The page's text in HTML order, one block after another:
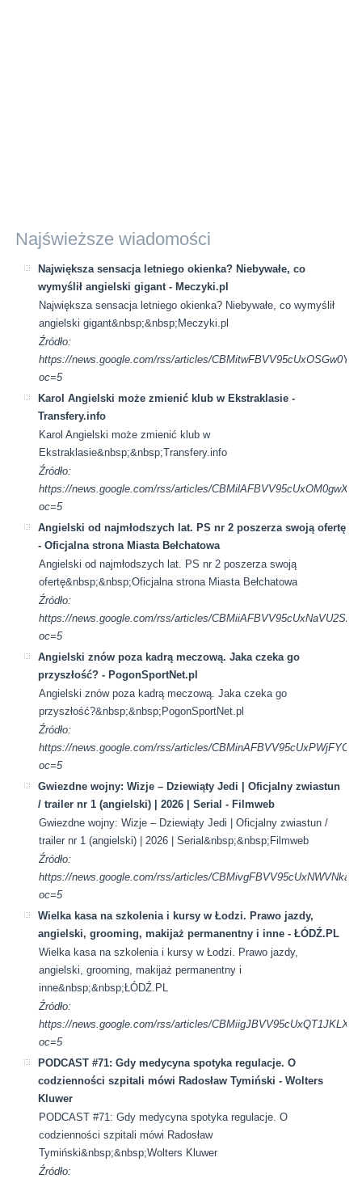
Najświeższe wiadomości
Największa sensacja letniego okienka? Niebywałe, co
wymyślił angielski gigant - Meczyki.pl
Największa sensacja letniego okienka? Niebywałe, co wymyślił
angielski gigant&nbsp;&nbsp;Meczyki.pl
Źródło:
https://news.google.com/rss/articles/
oc=5
Karol Angielski może zmienić klub w Ekstraklasie -
Transfery.info
Karol Angielski może zmienić klub w
Ekstraklasie&nbsp;&nbsp;Transfery.info
Źródło:
https://news.google.com/rss/articles/
oc=5
Angielski od najmłodszych lat. PS nr 2 poszerza swoją ofertę
- Oficjalna strona Miasta Bełchatowa
Angielski od najmłodszych lat. PS nr 2 poszerza swoją
ofertę&nbsp;&nbsp;Oficjalna strona Miasta Bełchatowa
Źródło:
https://news.google.com/rss/articles/
oc=5
Angielski znów poza kadrą meczową. Jaka czeka go
przyszłość? - PogonSportNet.pl
Angielski znów poza kadrą meczową. Jaka czeka go
przyszłość?&nbsp;&nbsp;PogonSportNet.pl
Źródło:
https://news.google.com/rss/articles/
oc=5
Gwiezdne wojny: Wizje – Dziewiąty Jedi | Oficjalny zwiastun
/ trailer nr 1 (angielski) | 2026 | Serial - Filmweb
Gwiezdne wojny: Wizje – Dziewiąty Jedi | Oficjalny zwiastun /
trailer nr 1 (angielski) | 2026 | Serial&nbsp;&nbsp;Filmweb
Źródło:
https://news.google.com/rss/articles/
oc=5
Wielka kasa na szkolenia i kursy w Łodzi. Prawo jazdy,
angielski, grooming, makijaż permanentny i inne - ŁÓDŹ.PL
Wielka kasa na szkolenia i kursy w Łodzi. Prawo jazdy,
angielski, grooming, makijaż permanentny i
inne&nbsp;&nbsp;ŁÓDŹ.PL
Źródło:
https://news.google.com/rss/articles/
oc=5
PODCAST #71: Gdy medycyna spotyka regulacje. O
codzienności szpitali mówi Radosław Tymiński - Wolters
Kluwer
PODCAST #71: Gdy medycyna spotyka regulacje. O
codzienności szpitali mówi Radosław
Tymiński&nbsp;&nbsp;Wolters Kluwer
Źródło: